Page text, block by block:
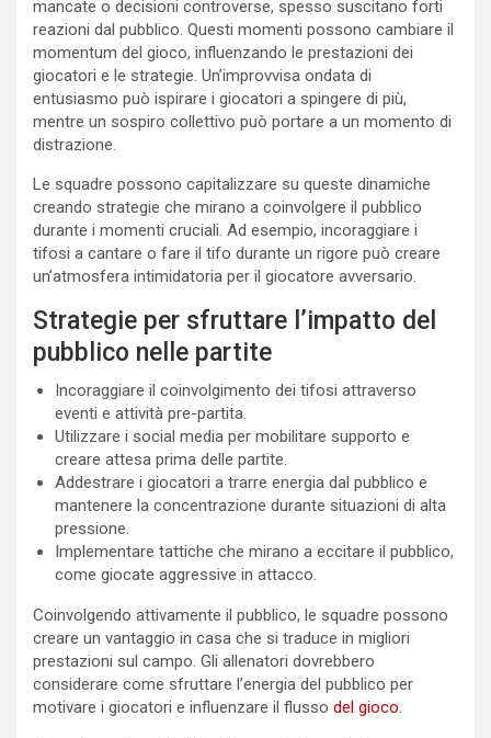
mancate o decisioni controverse, spesso suscitano forti
reazioni dal pubblico. Questi momenti possono cambiare il
momentum del gioco, influenzando le prestazioni dei
giocatori e le strategie. Un’improvvisa ondata di
entusiasmo può ispirare i giocatori a spingere di più,
mentre un sospiro collettivo può portare a un momento di
distrazione.
Le squadre possono capitalizzare su queste dinamiche
creando strategie che mirano a coinvolgere il pubblico
durante i momenti cruciali. Ad esempio, incoraggiare i
tifosi a cantare o fare il tifo durante un rigore può creare
un’atmosfera intimidatoria per il giocatore avversario.
Strategie per sfruttare l’impatto del
pubblico nelle partite
Incoraggiare il coinvolgimento dei tifosi attraverso
eventi e attività pre-partita.
Utilizzare i social media per mobilitare supporto e
creare attesa prima delle partite.
Addestrare i giocatori a trarre energia dal pubblico e
mantenere la concentrazione durante situazioni di alta
pressione.
Implementare tattiche che mirano a eccitare il pubblico,
come giocate aggressive in attacco.
Coinvolgendo attivamente il pubblico, le squadre possono
creare un vantaggio in casa che si traduce in migliori
prestazioni sul campo. Gli allenatori dovrebbero
considerare come sfruttare l’energia del pubblico per
motivare i giocatori e influenzare il flusso del gioco.